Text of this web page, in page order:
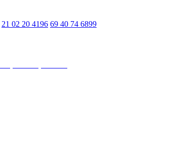
21 02 20 4196 69 40 74 6899